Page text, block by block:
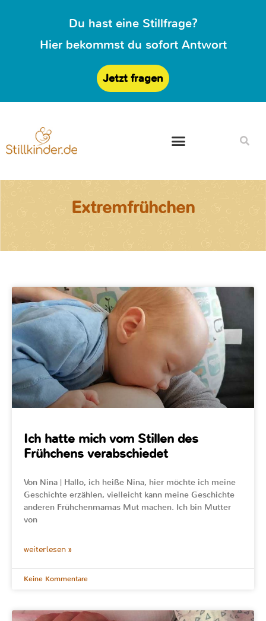
Du hast eine Stillfrage?
Hier bekommst du sofort Antwort
Jetzt fragen
Extremfrühchen
Ich hatte mich vom Stillen des
Frühchens verabschiedet
Von Nina | Hallo, ich heiße Nina, hier möchte ich meine
Geschichte erzählen, vielleicht kann meine Geschichte
anderen Frühchenmamas Mut machen. Ich bin Mutter
von
weiterlesen »
Keine Kommentare